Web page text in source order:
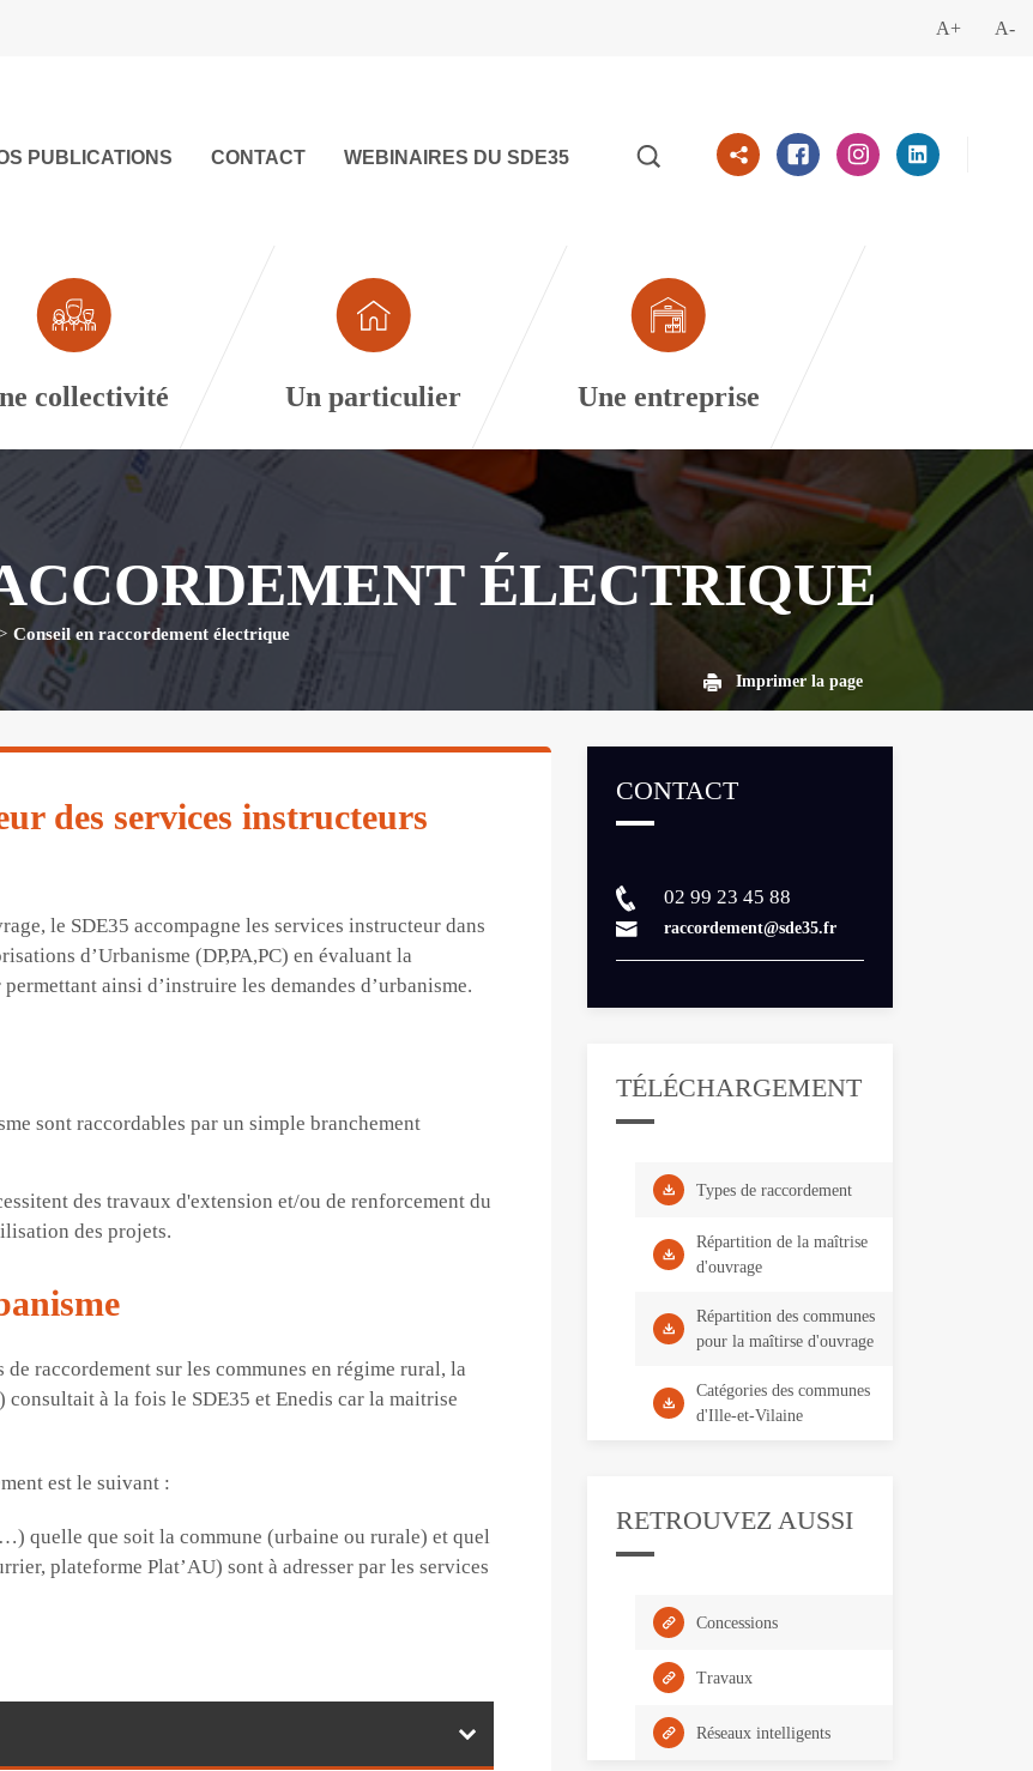
A+ A-
PUBLICATIONS CONTACT WEBINAIRES DU SDE35
collectivité Un particulier Une entreprise
Conseil en raccordement électrique
ÉLECTRIQUE
Imprimer la page
des services instructeurs
le SDE35 accompagne les services instructeur dans
d’Urbanisme (DP,PA,PC) en évaluant la
ainsi d’instruire les demandes d’urbanisme.
sont raccordables par un simple branchement
des travaux d'extension et/ou de renforcement du
des projets.
raccordement sur les communes en régime rural, la
à la fois le SDE35 et Enedis car la maitrise
est le suivant :
quelle que soit la commune (urbaine ou rurale) et quel
plateforme Plat’AU) sont à adresser par les services
CONTACT
02 99 23 45 88
raccordement@sde35.fr
TÉLÉCHARGEMENT
Types de raccordement
Répartition de la maîtrise
d'ouvrage
Répartition des communes
pour la maîtirse d'ouvrage
Catégories des communes
d'Ille-et-Vilaine
RETROUVEZ AUSSI
Concessions
Travaux
Réseaux intelligents